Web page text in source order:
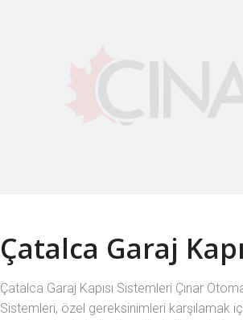
Çatalca Garaj
Çatalca Garaj Kapısı Sistemleri Çınar
Sistemleri, özel gereksinimleri karşılamak